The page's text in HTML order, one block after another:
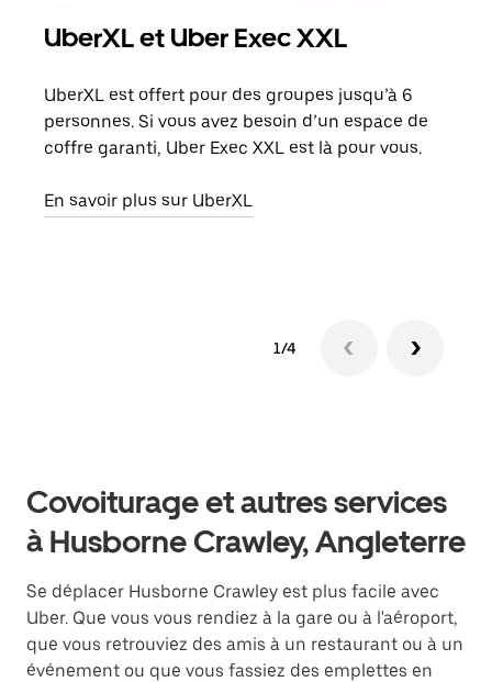
UberXL et Uber Exec XXL
UberXL est offert pour des groupes jusqu’à 6
personnes. Si vous avez besoin d’un espace de
coffre garanti, Uber Exec XXL est là pour vous.
En savoir plus sur UberXL
1/4
Covoiturage et autres services
à Husborne Crawley, Angleterre
Se déplacer Husborne Crawley est plus facile avec
Uber. Que vous vous rendiez à la gare ou à l'aéroport,
que vous retrouviez des amis à un restaurant ou à un
événement ou que vous fassiez des emplettes en